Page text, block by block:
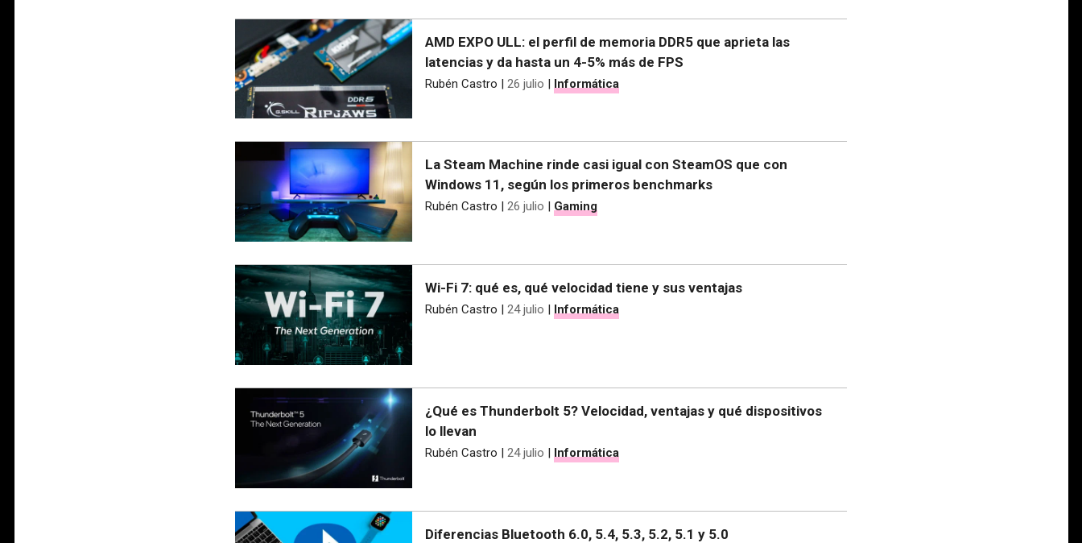
AMD EXPO ULL: el perfil de memoria DDR5 que aprieta las
latencias y da hasta un 4-5% más de FPS
Rubén Castro | 26 julio | Informática
La Steam Machine rinde casi igual con SteamOS que con
Windows 11, según los primeros benchmarks
Rubén Castro | 26 julio | Gaming
Wi-Fi 7: qué es, qué velocidad tiene y sus ventajas
Rubén Castro | 24 julio | Informática
¿Qué es Thunderbolt 5? Velocidad, ventajas y qué dispositivos
lo llevan
Rubén Castro | 24 julio | Informática
Diferencias Bluetooth 6.0, 5.4, 5.3, 5.2, 5.1 y 5.0